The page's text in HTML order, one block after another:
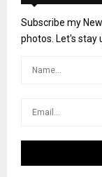
Subscribe my
photos. Let's stay